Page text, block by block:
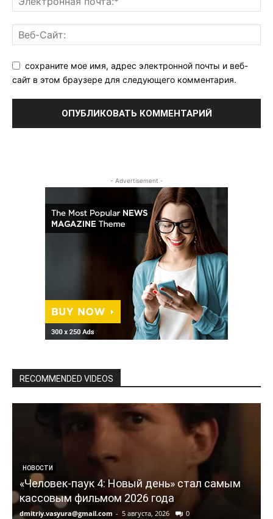
сохраните мое имя, адрес электронной почты и веб-
сайт в этом браузере для следующего комментария.
- Advertisement -
RECOMMENDED VIDEOS
НОВОСТИ
«Человек-паук 4: Новый день» стал самым
кассовым фильмом 2026 года
dmitriy.vasyura@gmail.com - 5 августа, 2026 0